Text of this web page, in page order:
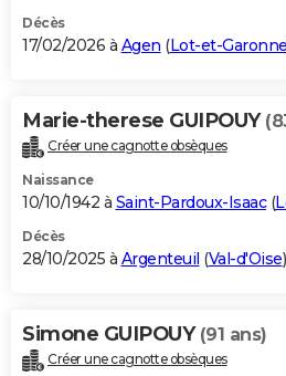
S'inscrire
Se connecter
Lycées
Collèges
Primaires
Universités
Entreprises
Service militaire
Avis de recherche
AVIS DE DÉCÈS
Bricolage
Lifestyle
Culture
Sport
Auto
Television
Voyage
Cinema
Décès
17/02/2026 à Agen (Lot-et-Garonne
Marie-therese GUIPOUY
Créer une cagnotte obsèques
Naissance
10/10/1942 à Saint-Pardoux-Isaac(
Décès
28/10/2025 à Argenteuil (Val-d'Oise)
Simone GUIPOUY (91 ans)
Créer une cagnotte obsèques